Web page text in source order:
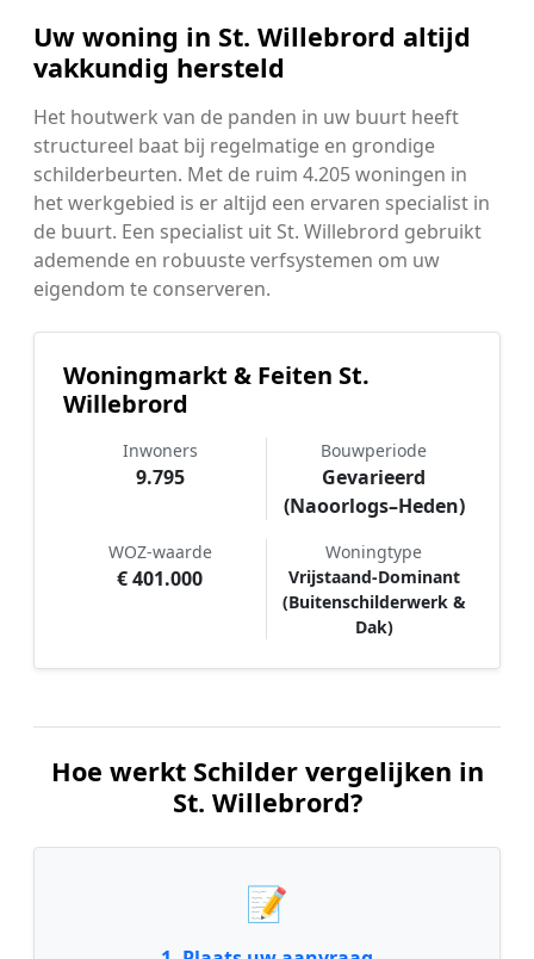
Uw woning in St. Willebrord altijd
vakkundig hersteld
Het houtwerk van de panden in uw buurt heeft
structureel baat bij regelmatige en grondige
schilderbeurten. Met de ruim 4.205 woningen in
het werkgebied is er altijd een ervaren specialist in
de buurt. Een specialist uit St. Willebrord gebruikt
ademende en robuuste verfsystemen om uw
eigendom te conserveren.
Woningmarkt & Feiten St.
Willebrord
Inwoners
9.795
Bouwperiode
Gevarieerd
(Naoorlogs–Heden)
WOZ-waarde
€ 401.000
Woningtype
Vrijstaand-Dominant
(Buitenschilderwerk &
Dak)
Hoe werkt Schilder vergelijken in
St. Willebrord?
📝